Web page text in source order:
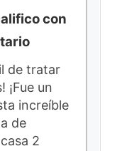
con
de tratar
¡Fue un
increíble
de
2